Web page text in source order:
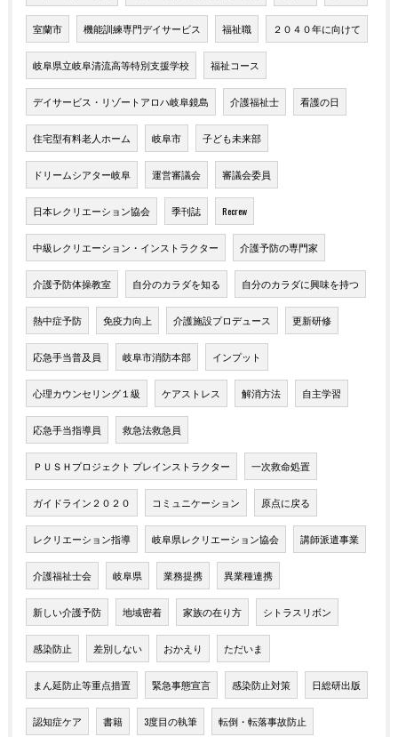
室蘭市 機能訓練専門デイサービス 福祉職 ２０４０年に向けて
岐阜県立岐阜清流高等特別支援学校 福祉コース
デイサービス・リゾートアロハ岐阜鏡島 介護福祉士 看護の日
住宅型有料老人ホーム 岐阜市 子ども未来部
ドリームシアター岐阜 運営審議会 審議会委員
日本レクリエーション協会 季刊誌 Recrew
中級レクリエーション・インストラクター 介護予防の専門家
介護予防体操教室 自分のカラダを知る 自分のカラダに興味を持つ
熱中症予防 免疫力向上 介護施設プロデュース 更新研修
応急手当普及員 岐阜市消防本部 インプット
心理カウンセリング１級 ケアストレス 解消方法 自主学習
応急手当指導員 救急法救急員
ＰＵＳＨプロジェクト プレインストラクター 一次救命処置
ガイドライン２０２０ コミュニケーション 原点に戻る
レクリエーション指導 岐阜県レクリエーション協会 講師派遣事業
介護福祉士会 岐阜県 業務提携 異業種連携
新しい介護予防 地域密着 家族の在り方 シトラスリボン
感染防止 差別しない おかえり ただいま
まん延防止等重点措置 緊急事態宣言 感染防止対策 日総研出版
認知症ケア 書籍 3度目の執筆 転倒・転落事故防止